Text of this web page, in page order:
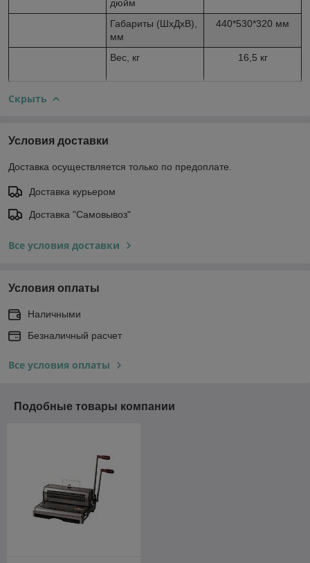
дюйм
Габариты (ШхДхВ),
мм
440*530*320 мм
Вес, кг 16,5 кг
Скрыть
Условия доставки
Доставка осуществляется только по предоплате.
Доставка курьером
Доставка "Самовывоз"
Все условия доставки
Условия оплаты
Наличными
Безналичный расчет
Все условия оплаты
Подобные товары компании